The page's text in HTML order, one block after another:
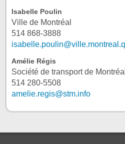
Isabelle Poulin
Ville de Montréal
514 868-3888
Amélie Régis
Société de transport
514 280-5508
amelie.regis@stm.info